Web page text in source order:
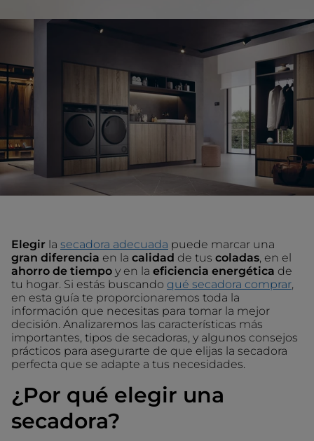
Elegir la secadora adecuada puede marcar una
gran diferencia en la calidad de tus coladas , en el
ahorro de tiempo y en la eficiencia energética de
tu hogar. Si estás buscando qué secadora comprar
en esta guía te proporcionaremos toda la
información que necesitas para tomar la mejor
decisión. Analizaremos las características más
importantes, tipos de secadoras, y algunos consejos
prácticos para asegurarte de que elijas la secadora
perfecta que se adapte a tus necesidades.
¿Por qué elegir una
secadora?